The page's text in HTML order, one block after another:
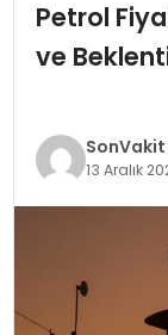
DÜNYA
SPOR
TEKNOLOJI
Petrol
ve
13 Aralık